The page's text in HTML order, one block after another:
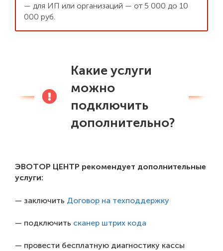
— для ИП или организаций — от 5 000 до 10
000 руб.
Какие услуги
можно
подключить
дополнительно?
ЭВОТОР ЦЕНТР рекомендует дополнительные
услуги:
— заключить Договор на техподдержку
— подключить сканер штрих кода
— провести бесплатную диагностику кассы